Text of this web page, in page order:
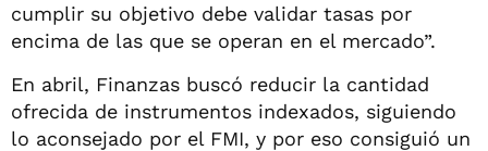
cumplir su objetivo debe validar tasas por
encima de las que se operan en el mercado”.
En abril, Finanzas buscó reducir la cantidad
ofrecida de instrumentos indexados, siguiendo
lo aconsejado por el FMI, y por eso consiguió un